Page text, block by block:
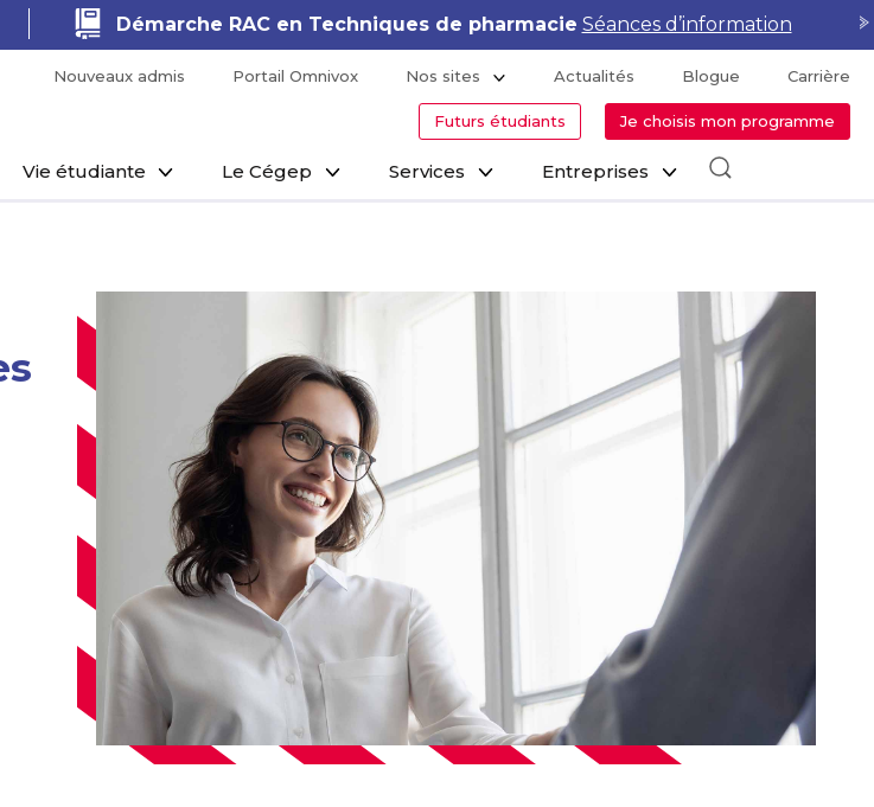
Démarche RAC en Techniques de pharmacie Séances d’information
Nouveaux admis Portail Omnivox Nos sites Actualités Blogue Carrière
Futurs étudiants Je choisis mon programme
Vie étudiante Le Cégep Services Entreprises